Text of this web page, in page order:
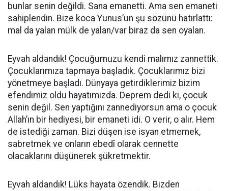
bunlar senin değildi. Sana emanetti. Ama sen emaneti
sahiplendin. Bize koca Yunus’un şu sözünü hatırlattı:
mal da yalan mülk de yalan/var biraz da sen oyalan.
Eyvah aldandık! Çocuğumuzu kendi malımız zannettik.
Çocuklarımıza tapmaya başladık. Çocuklarımız bizi
yönetmeye başladı. Dünyaya getirdiklerimiz bizim
efendimiz oldu hayatımızda. Deprem dedi ki, çocuk
senin değil. Sen yaptığını zannediyorsun ama o çocuk
Allah’ın bir hediyesi, bir emaneti idi. O verir, o alır. Hem
de istediği zaman. Bizi düşen ise isyan etmemek,
sabretmek ve onların ebedî olarak cennette
olacaklarını düşünerek şükretmektir.
Eyvah aldandık! Lüks hayata özendik. Bizden